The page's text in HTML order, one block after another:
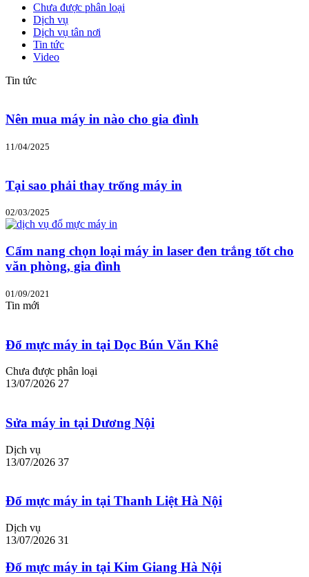
Chưa được phân loại
Dịch vụ
Dịch vụ tân nơi
Tin tức
Video
Tin tức
Nên mua máy in nào cho gia đình
11/04/2025
Tại sao phải thay trống máy in
02/03/2025
Cẩm nang chọn loại máy in laser đen trắng tốt cho
văn phòng, gia đình
01/09/2021
Tin mới
Đổ mực máy in tại Dọc Bún Văn Khê
Chưa được phân loại
13/07/2026 27
Sửa máy in tại Dương Nội
Dịch vụ
13/07/2026 37
Đổ mực máy in tại Thanh Liệt Hà Nội
Dịch vụ
13/07/2026 31
Đổ mực máy in tại Kim Giang Hà Nội